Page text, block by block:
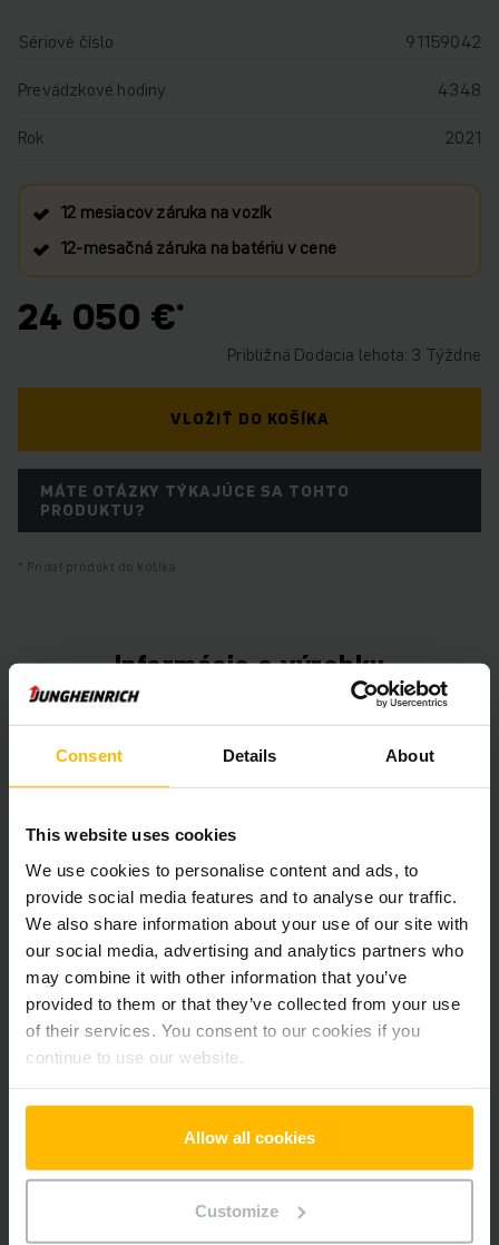
Consent Details About
This website uses cookies
We use cookies to personalise content and ads, to
provide social media features and to analyse our traffic.
We also share information about your use of our site with
our social media, advertising and analytics partners who
may combine it with other information that you’ve
provided to them or that they’ve collected from your use
of their services. You consent to our cookies if you
continue to use our website.
Allow all cookies
Customize
Sériové číslo
91159042
Prevádzkové hodiny
4348
Rok
2021
12 mesiacov záruka na vozík
12‑mesačná záruka na batériu v cene
24 050 €
Približná Dodacia lehota: 3 Týždne
VLOŽIŤ DO KOŠÍKA
MÁTE OTÁZKY TÝKAJÚCE SA TOHTO
PRODUKTU?
Pridať produkt do košíka
Informácie o výrobku
Nasledujúca časť poskytuje komplexný prehľad technických
špecifikácií a vybavenia vozidla.
Batéria
Oloveno-kyselinová, 48 V /
465 Ah
Nabíjač Áno, 48 V / 100 A
Rok výroby batérie 2021
Battery Refurbishment Year
Rok 2021
1400 kg